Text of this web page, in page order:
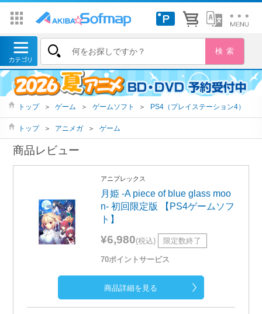
トップ ＞ ゲーム ＞ ゲームソフト ＞ PS4（プレイステーション4）
トップ ＞ アニメガ ＞ ゲーム
商品レビュー
アニプレックス
月姫 -A piece of blue glass moo
n- 初回限定版 【PS4ゲームソフ
ト】
¥6,980(税込) 限定数終了
70ポイントサービス
商品詳細を見る